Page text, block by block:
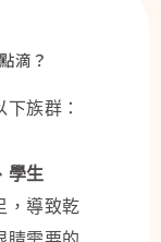
滴？
族群：
學生
，導致乾